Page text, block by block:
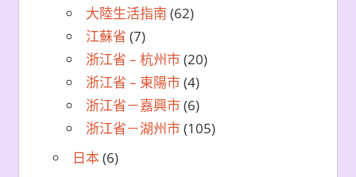
大陸生活指南 (62)
江蘇省 (7)
浙江省 – 杭州市(20)
浙江省 – 東陽市(4)
浙江省－嘉興市(6)
浙江省－湖州市(105)
日本(6)